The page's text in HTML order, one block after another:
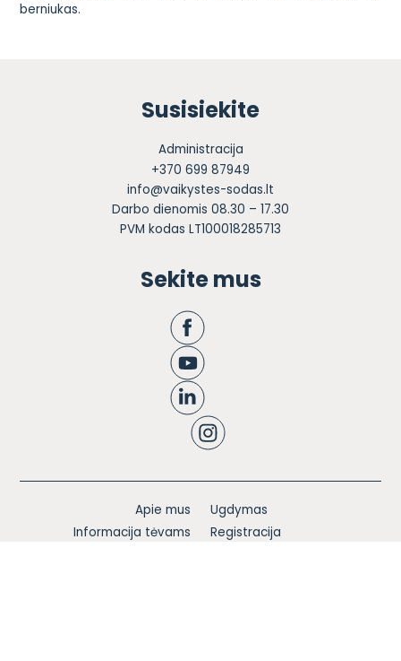
berniukas.
Apie mus
Ugdymas
Informacija tėvams
Registracija
Susisiekite
Administracija
+370 699 87949
info@vaikystes-sodas.lt
Darbo dienomis 08.30 – 17.30
PVM kodas LT100018285713
Sekite mus